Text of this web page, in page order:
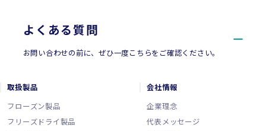
よくある質問
お問い合わせの前に、ぜひ一度こちらをご確認ください。
取扱製品
フローズン製品
フリーズドライ製品
会社情報
企業理念
代表メッセージ